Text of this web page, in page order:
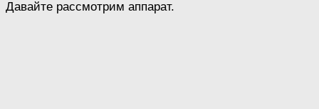
Давайте рассмотрим аппарат.